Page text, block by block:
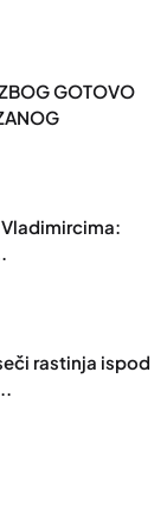
GOTOVO
rastinja ispod